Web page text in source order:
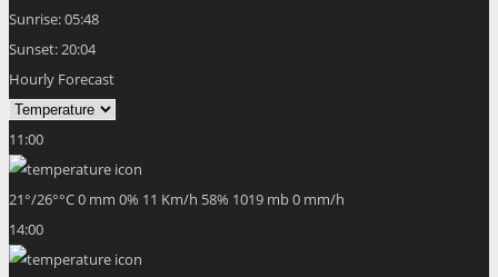
Sunrise:05:48
Sunset:20:04
Hourly Forecast
11:00
21°/26°°C0 mm 0% 11 Km/h 58% 1019 mb0 mm/h
14:00